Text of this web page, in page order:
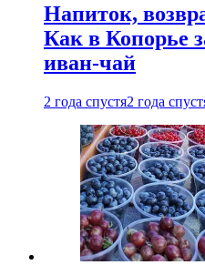
Напиток,
Как в Копорье
иван-чай
2 года спустя2 года